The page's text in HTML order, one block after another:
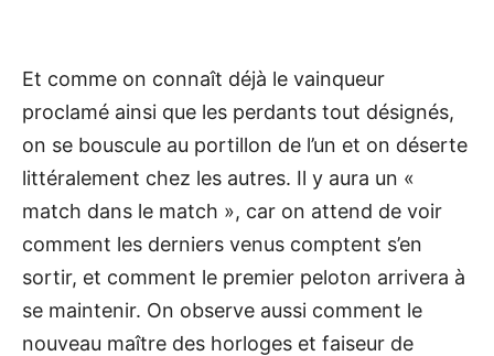
Et comme on connaît déjà le vainqueur
proclamé ainsi que les perdants tout désignés,
on se bouscule au portillon de l’un et on déserte
littéralement chez les autres. Il y aura un «
match dans le match », car on attend de voir
comment les derniers venus comptent s’en
sortir, et comment le premier peloton arrivera à
se maintenir. On observe aussi comment le
nouveau maître des horloges et faiseur de